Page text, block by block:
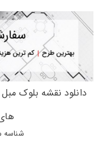
های
شناسه